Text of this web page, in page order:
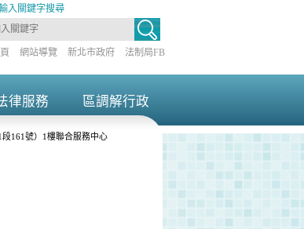
入關鍵字搜尋
網站導覽 新北市政府 法制局FB
律服務
區調解行政
161號）1樓聯合服務中心